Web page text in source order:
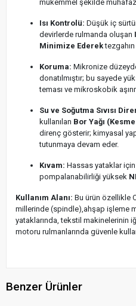
mükemmel şekilde
Isı Kontrolü: Düşük iç
devirlerde rulmanda oluşan
Minimize Ederek
Koruma: Mikronize
donatılmıştır; bu sayede
teması ve mikroskobik
Su ve Soğutma Sıvısı
kullanılan Bor Yağı (Kesme
direnç gösterir; kimyasal
tutunmaya devam eder.
Kıvam: Hassas yataklar için
pompalanabilirliği yüksek
Kullanım Alanı: Bu ürün özellikle
millerinde (spindle),ahşap işleme
yataklarında, tekstil makinelerinin
motoru rulmanlarında güvenle
Benzer Ürünler